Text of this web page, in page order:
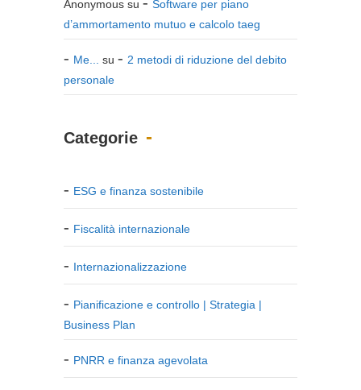
Anonymous su
Software per piano
d’ammortamento mutuo e calcolo taeg
Me... su
2 metodi di riduzione del debito
personale
Categorie
ESG e finanza sostenibile
Fiscalità internazionale
Internazionalizzazione
Pianificazione e controllo | Strategia |
Business Plan
PNRR e finanza agevolata